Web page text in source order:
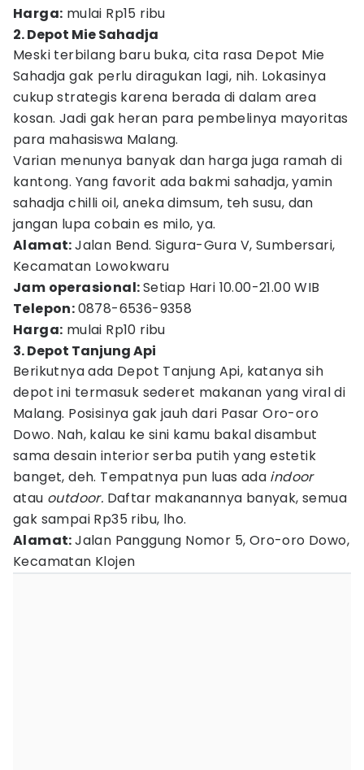
Harga: mulai Rp15 ribu
2. Depot Mie Sahadja
Meski terbilang baru buka, cita rasa Depot Mie
Sahadja gak perlu diragukan lagi, nih. Lokasinya
cukup strategis karena berada di dalam area
kosan. Jadi gak heran para pembelinya mayoritas
para mahasiswa Malang.
Varian menunya banyak dan harga juga ramah di
kantong. Yang favorit ada bakmi sahadja, yamin
sahadja chilli oil, aneka dimsum, teh susu, dan
jangan lupa cobain es milo, ya.
Alamat:Jalan Bend. Sigura-Gura V, Sumbersari,
Kecamatan Lowokwaru
Jam operasional:Setiap Hari 10.00-21.00 WIB
Telepon:0878-6536-9358
Harga: mulai Rp10 ribu
3. Depot Tanjung Api
Berikutnya ada Depot Tanjung Api, katanya sih
depot ini termasuk sederet makanan yang viral di
Malang. Posisinya gak jauh dari Pasar Oro-oro
Dowo. Nah, kalau ke sini kamu bakal disambut
sama desain interior serba putih yang estetik
banget, deh. Tempatnya pun luas ada indoor
atau outdoor. Daftar makanannya banyak, semua
gak sampai Rp35 ribu, lho.
Alamat:Jalan Panggung Nomor 5, Oro-oro Dowo,
Kecamatan Klojen